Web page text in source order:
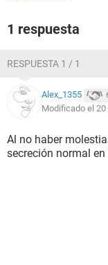
1 respuesta
RESPUESTA 1 / 1
Alex_1355
Modificado el
Al no haber
secreción normal